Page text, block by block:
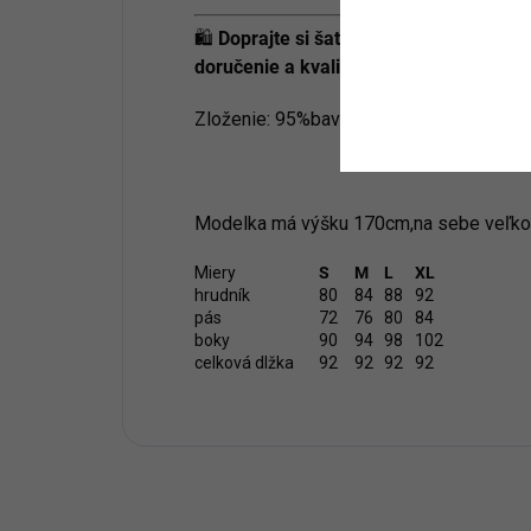
🛍️ Doprajte si šaty, v ktorých zažiarite
doručenie a kvalitný slovenský e-shop
Zloženie: 95%bavlna,5%elastan
Modelka má výšku 170cm,na sebe
Miery S M L
XL
hrudník
80 84 88
92
pás
72 76 80
84
boky
90 94 98
102
celková dlžka
92 92 92 92